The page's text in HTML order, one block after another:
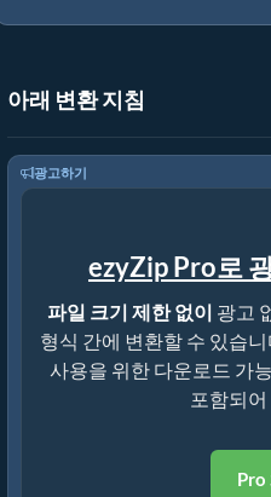
아래 변환 지침
광고하기
ezyZip Pro로
파일 크기 제한 없이 광고
형식 간에 변환할 수 있습
사용을 위한 다운로드 가
포함되
Pro